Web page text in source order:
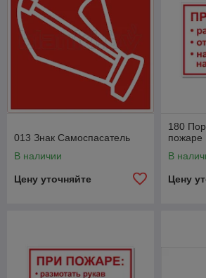
013 Знак Cамоспасатель
В наличии
Цену уточняйте
180
пожаре
В
Цену